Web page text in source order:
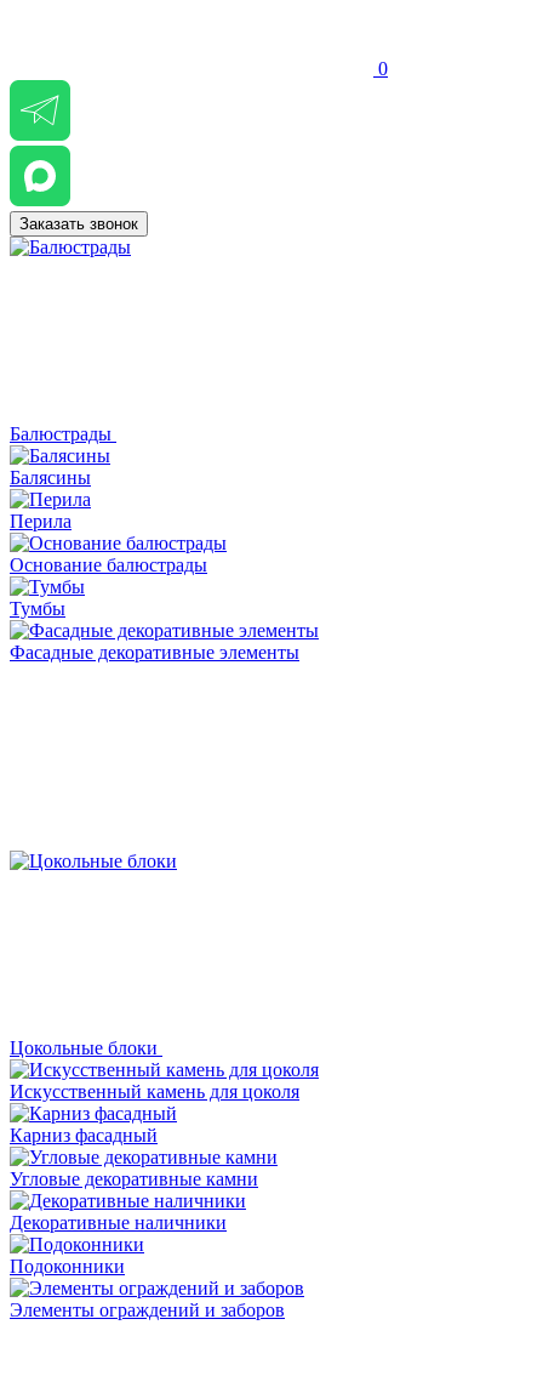
0
Заказать звонок
Балюстрады
Балясины
Перила
Основание балюстрады
Тумбы
Фасадные декоративные элементы
Цокольные блоки
Искусственный камень для цоколя
Карниз фасадный
Угловые декоративные камни
Декоративные наличники
Подоконники
Элементы ограждений и заборов